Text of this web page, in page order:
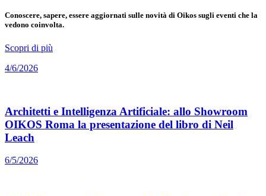
Conoscere, sapere, essere aggiornati sulle novità di Oikos sugli eventi che la
vedono coinvolta.
Scopri di più
4/6/2026
Architetti e Intelligenza Artificiale: allo Showroom
OIKOS Roma la presentazione del libro di Neil
Leach
6/5/2026